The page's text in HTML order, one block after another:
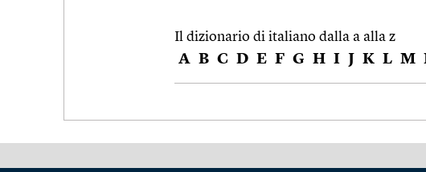
Il dizionario di italiano dalla a alla z
A B C D E F G H I J K L M